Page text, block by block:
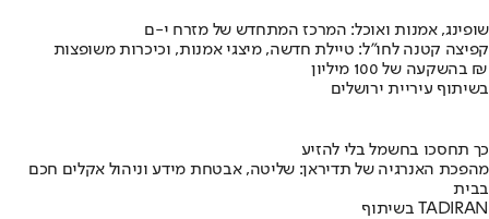
שופינג, אמנות ואוכל: המרכז המתחדש של מזרח י-ם
קפיצה קטנה לחו"ל: טיילת חדשה, מיצגי אמנות, וכיכרות משופצות
בהשקעה של 100 מיליון ₪
בשיתוף עיריית ירושלים
כך תחסכו בחשמל בלי להזיע
מהפכת האנרגיה של תדיראן: שליטה, אבטחת מידע וניהול אקלים חכם
בבית
בשיתוף TADIRAN